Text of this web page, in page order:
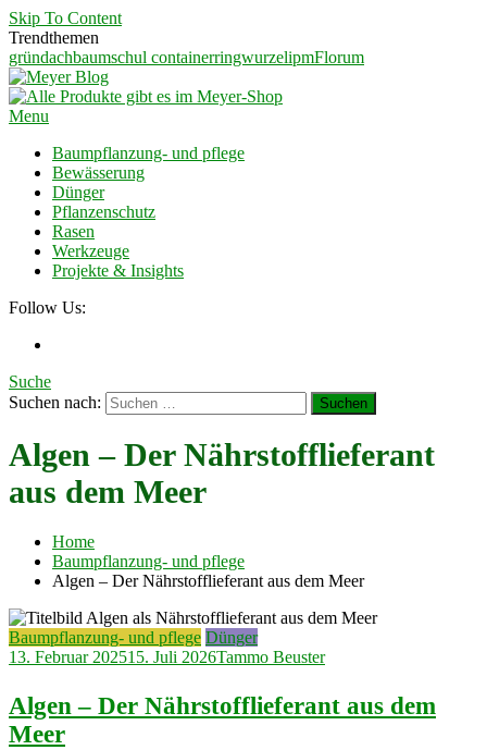
Skip To Content
Trendthemen
gründachbaumschul containerringwurzelipmFlorum
Meyer Blog
Ein Blog für Garten und Landschaftsbauer
Menu
Baumpflanzung- und pflege
Bewässerung
Dünger
Pflanzenschutz
Rasen
Werkzeuge
Projekte & Insights
Follow Us:
Suche
Suchen nach:
Algen – Der Nährstofflieferant
aus dem Meer
Home
Baumpflanzung- und pflege
Algen – Der Nährstofflieferant aus dem Meer
Baumpflanzung- und pflege Dünger
13. Februar 202515. Juli 2026Tammo Beuster
Algen – Der Nährstofflieferant aus dem
Meer